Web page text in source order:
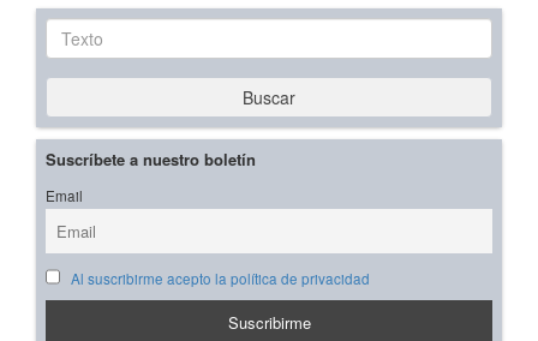
Texto
Buscar
Suscríbete a nuestro boletín
Email
Al suscribirme acepto la política de privacidad